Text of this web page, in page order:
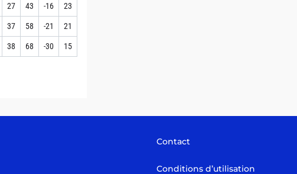
27 43 -16 23
37 58 -21 21
38 68 -30 15
Contact
Conditions d’utilisation